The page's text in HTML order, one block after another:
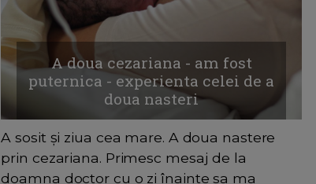
A doua cezariana - am fost
puternica - experienta celei de a
doua nasteri
A sosit și ziua cea mare. A doua nastere
prin cezariana. Primesc mesaj de la
doamna doctor cu o zi înainte sa ma